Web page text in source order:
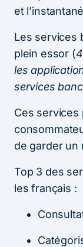
et
Les services
plein essor (
les
services
Ces services
de garder un
Top 3 des
les français :